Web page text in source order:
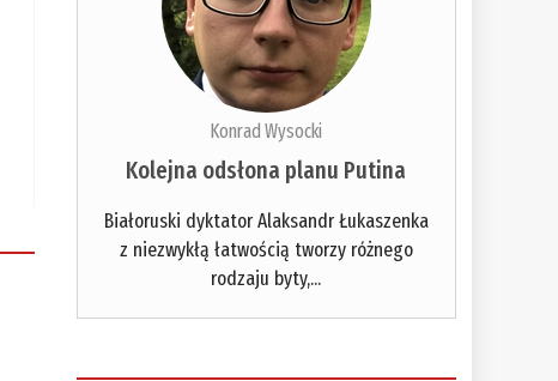
Konrad Wysocki
Kolejna odsłona planu Putina
Białoruski dyktator Alaksandr Łukaszenka
z niezwykłą łatwością tworzy różnego
rodzaju byty,...